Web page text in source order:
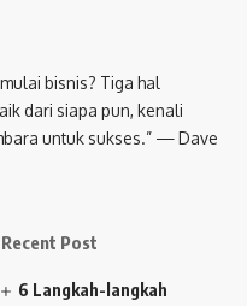
bisnis? Tiga hal
dari siapa pun, kenali
untuk sukses.” — Dave
Recent Post
6 Langkah-langkah